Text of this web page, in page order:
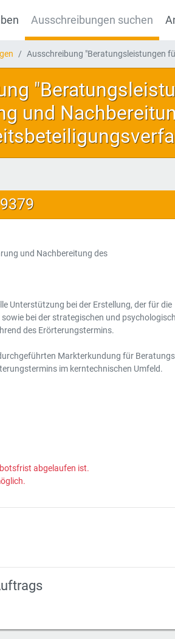
Ausschreibungen suchen
Ausschreibung "Beratungsleistungen
und
und Nachbereitung des
Unterstützung bei der Erstellung, der für die
bei der strategischen und
des Erörterungstermins.
Markterkundung für
im kerntechnischen Umfeld.
abgelaufen ist.